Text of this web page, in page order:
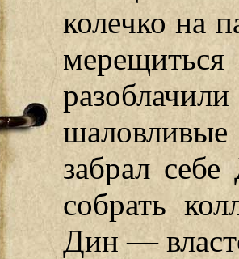
колечко на
забрал
собрать
Дин —